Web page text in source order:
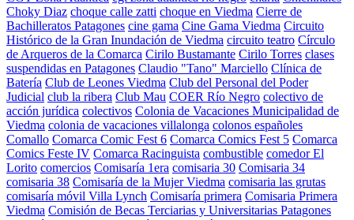
Choky Diaz choque calle zatti choque en Viedma Cierre de
Bachilleratos Patagones cine gama Cine Gama Viedma Circuito
Histórico de la Gran Inundación de Viedma circuito teatro Círculo
de Arqueros de la Comarca Cirilo Bustamante Cirilo Torres clases
suspendidas en Patagones Claudio "Tano" Marciello Clínica de
Batería Club de Leones Viedma Club del Personal del Poder
Judicial club la ribera Club Mau COER Río Negro colectivo de
acción jurídica colectivos Colonia de Vacaciones Municipalidad de
Viedma colonia de vacaciones villalonga colonos españoles
Comallo Comarca Comic Fest 6 Comarca Comics Fest 5 Comarca
Comics Feste IV Comarca Racinguista combustible comedor El
Lorito comercios Comisaría 1era comisaria 30 Comisaria 34
comisaria 38 Comisaría de la Mujer Viedma comisaria las grutas
comisaría móvil Villa Lynch Comisaría primera Comisaria Primera
Viedma Comisión de Becas Terciarias y Universitarias Patagones